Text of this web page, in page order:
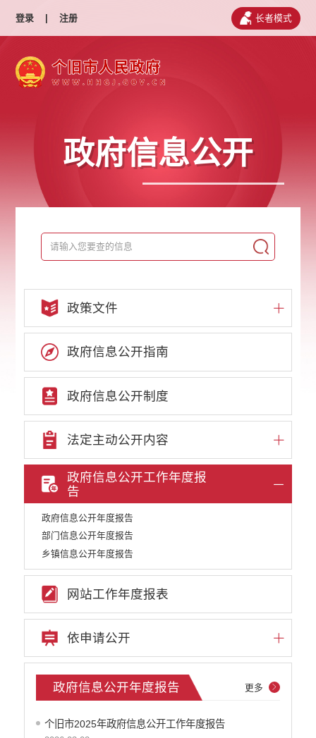
登录 | 注册 长者模式
政府信息公开
政策文件
政府信息公开指南
政府信息公开制度
法定主动公开内容
政府信息公开工作年度报
告
政府信息公开年度报告
部门信息公开年度报告
乡镇信息公开年度报告
网站工作年度报表
依申请公开
政府信息公开年度报告
个旧市2025年政府信息公开工作年度报告
更多